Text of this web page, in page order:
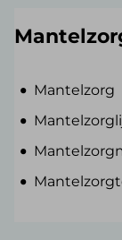
Mantelzorg